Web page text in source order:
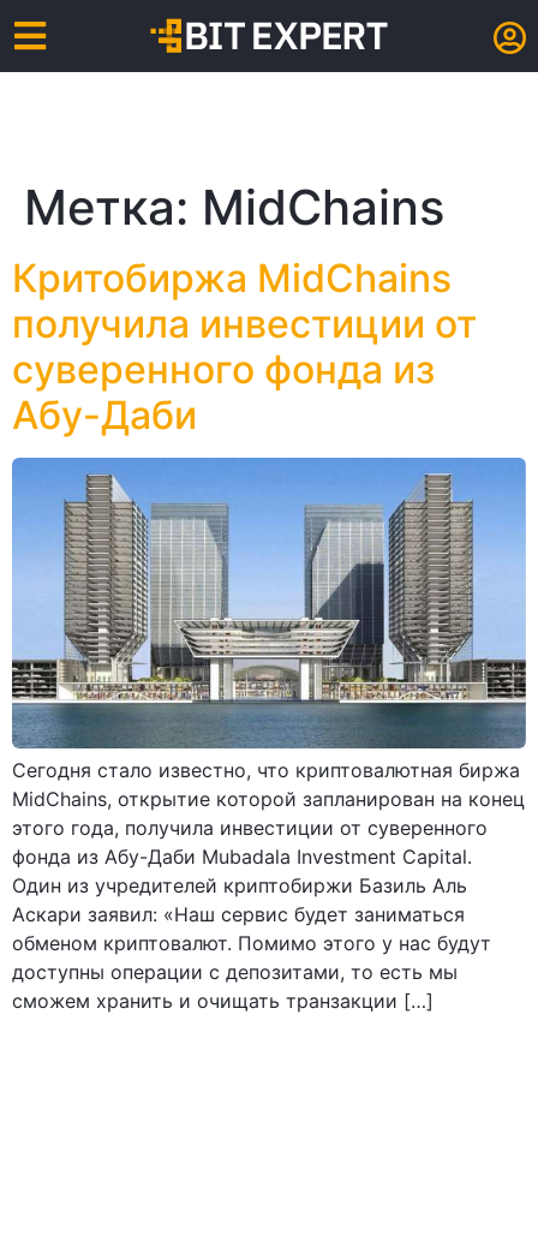
Метка: MidChains
Критобиржа MidChains
получила инвестиции от
суверенного фонда из
Абу-Даби
Сегодня стало известно, что криптовалютная биржа
MidChains, открытие которой запланирован на конец
этого года, получила инвестиции от суверенного
фонда из Абу-Даби Mubadala Investment Capital.
Один из учредителей криптобиржи Базиль Аль
Аскари заявил: «Наш сервис будет заниматься
обменом криптовалют. Помимо этого у нас будут
доступны операции с депозитами, то есть мы
сможем хранить и очищать транзакции […]